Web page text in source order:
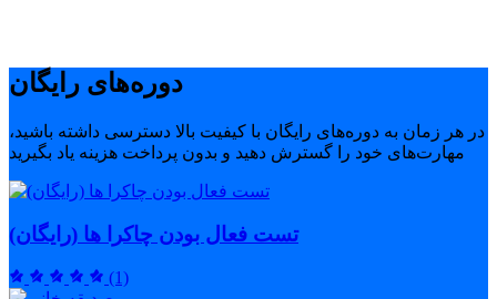
دوره‌های رایگان
در هر زمان به دوره‌های رایگان با کیفیت بالا دسترسی داشته باشید،
مهارت‌های خود را گسترش دهید و بدون پرداخت هزینه یاد بگیرید
تست فعال بودن چاکرا ها (رایگان)
(1)